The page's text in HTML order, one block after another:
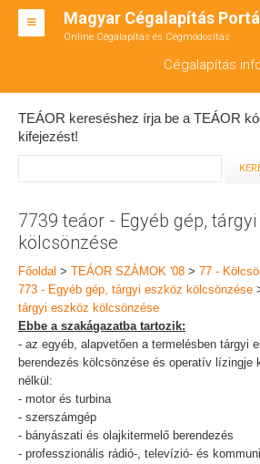
Magyar Cégalapítás Portál
Online Cégalapítás és Cégmódosítás
Cégalapítás
BT ALAPÍTÁS
RT ALAPÍTÁS
TEÁOR SZÁMOK '08
KAPCSOLAT
IRODÁK
TEÁOR kereséshez írja be a TEÁOR
kifejezést!
7739 teáor - Egyéb gép,
kölcsönzése
Főoldal > TEÁOR SZÁMOK '08 > 77 -
773 - Egyéb gép, tárgyi eszköz kölcsönzése
tárgyi eszköz kölcsönzése
Ebbe a szakágazatba tartozik:
- az egyéb, alapvetően a termelésben tárgyi
berendezés kölcsönzése és operatív lízingje
nélkül:
- motor és turbina
- szerszámgép
- bányászati és olajkitermelő berendezés
- professzionális rádió-, televízió- és